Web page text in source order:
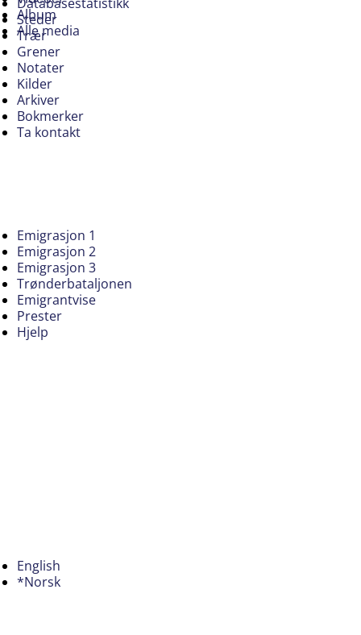
Album
Alle media
Steder
Trær
Grener
Notater
Kilder
Arkiver
Bokmerker
Ta kontakt
Emigrasjon 1
Emigrasjon 2
Emigrasjon 3
Trønderbataljonen
Emigrantvise
Prester
Hjelp
English
*Norsk